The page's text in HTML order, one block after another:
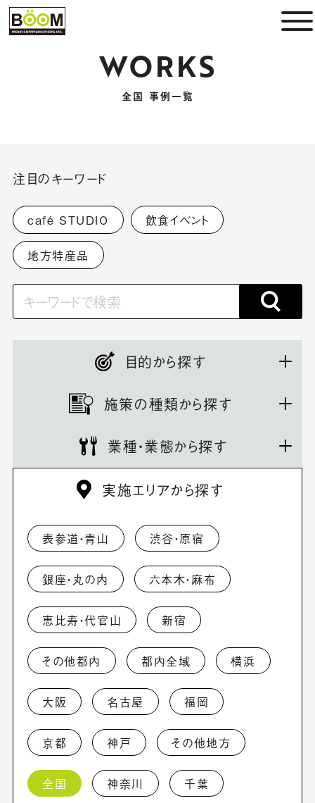
WORKS
全国 事例一覧
注目のキーワード
café STUDIO 飲食イベント
地方特産品
目的から探す
施策の種類から探す
業種・業態から探す
実施エリアから探す
表参道・青山 渋谷・原宿
銀座・丸の内 六本木・麻布
恵比寿・代官山 新宿
その他都内 都内全域 横浜
大阪 名古屋 福岡
京都 神戸 その他地方
全国 神奈川 千葉